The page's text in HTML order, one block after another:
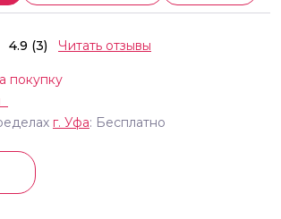
покупку
г. Уфа: Бесплатно
4.9 (3) Читать отзывы